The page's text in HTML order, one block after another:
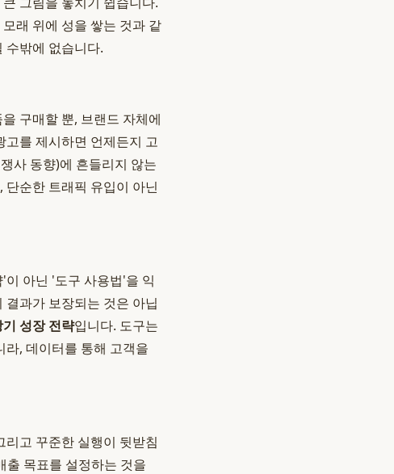
래 위에 성을 쌓는 것과 같
수밖에 없습니다.
구매할 뿐, 브랜드 자체에
를 제시하면 언제든지 고
사 동향)에 흔들리지 않는
순한 트래픽 유입이 아닌
아닌 '도구 사용법'을 익
과가 보장되는 것은 아닙
기 성장 전략입니다. 도구는
, 데이터를 통해 고객을
고 꾸준한 실행이 뒷받침
출 목표를 설정하는 것을